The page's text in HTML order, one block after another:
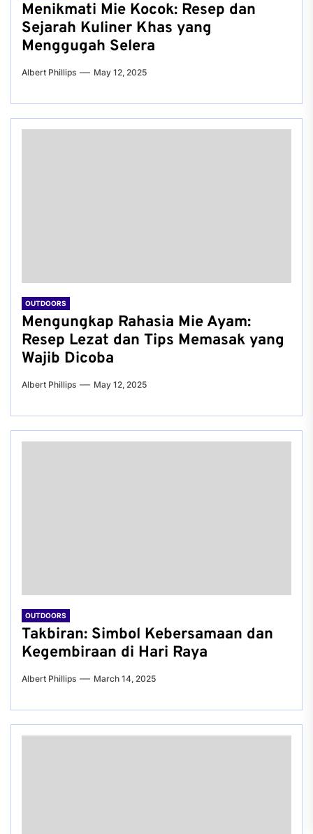
Menikmati Mie Kocok: Resep dan
Sejarah Kuliner Khas yang
Menggugah Selera
Albert Phillips May 12, 2025
OUTDOORS
Mengungkap Rahasia Mie Ayam:
Resep Lezat dan Tips Memasak yang
Wajib Dicoba
Albert Phillips May 12, 2025
OUTDOORS
Takbiran: Simbol Kebersamaan dan
Kegembiraan di Hari Raya
Albert Phillips March 14, 2025